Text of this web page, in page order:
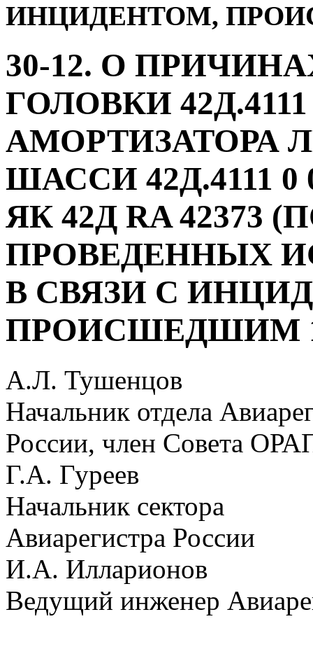
ИНЦИДЕНТОМ,
30-12. О
ГОЛОВКИ
АМОРТИЗАТОРА
ШАССИ 42Д.4111
ЯК 42Д RA 42373
ПРОВЕДЕННЫХ
В СВЯЗИ С
ПРОИСШЕДШИМ
А.Л. Тушенцов
Начальник отдела
России, член Совета
Г.А. Гуреев
Начальник сектора
Авиарегистра России
И.А. Илларионов
Ведущий инженер